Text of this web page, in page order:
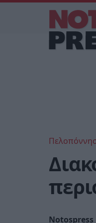
Notospress